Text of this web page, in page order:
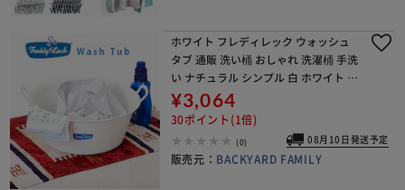
ホワイト フレディレック ウォッシュ
タブ 通販 洗い桶 おしゃれ 洗濯桶 手洗
い ナチュラル シンプル 白 ホワイト た
らい 12L 洗面器 バケツ 洗濯道具 ラン
ドリー つけ置き洗い 足湯 リフレ
¥3,064
30ポイント(1倍)
(0) 08月10日発送予定
販売元： BACKYARD FAMILY